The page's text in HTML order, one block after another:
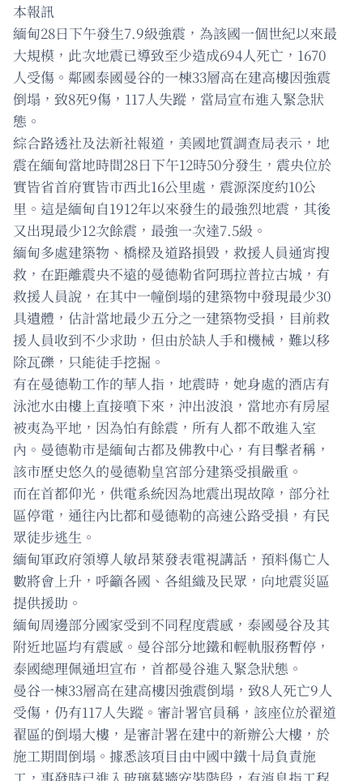
本報訊
緬甸28日下午發生7.9級強震，為該國一個世紀以來最
大規模，此次地震已導致至少造成694人死亡，1670
人受傷。鄰國泰國曼谷的一棟33層高在建高樓因強震
倒塌，致8死9傷，117人失蹤，當局宣布進入緊急狀
態。
綜合路透社及法新社報道，美國地質調查局表示，地
震在緬甸當地時間28日下午12時50分發生，震央位於
實皆省首府實皆市西北16公里處，震源深度約10公
里。這是緬甸自1912年以來發生的最強烈地震，其後
又出現最少12次餘震，最強一次達7.5級。
緬甸多處建築物、橋樑及道路損毀，救援人員通宵搜
救，在距離震央不遠的曼德勒省阿瑪拉普拉古城，有
救援人員說，在其中一幢倒塌的建築物中發現最少30
具遺體，估計當地最少五分之一建築物受損，目前救
援人員收到不少求助，但由於缺人手和機械，難以移
除瓦礫，只能徒手挖掘。
有在曼德勒工作的華人指，地震時，她身處的酒店有
泳池水由樓上直接噴下來，沖出波浪，當地亦有房屋
被夷為平地，因為怕有餘震，所有人都不敢進入室
內。曼德勒市是緬甸古都及佛教中心，有目擊者稱，
該市歷史悠久的曼德勒皇宮部分建築受損嚴重。
而在首都仰光，供電系統因為地震出現故障，部分社
區停電，通往內比都和曼德勒的高速公路受損，有民
眾徒步逃生。
緬甸軍政府領導人敏昂萊發表電視講話，預料傷亡人
數將會上升，呼籲各國、各組織及民眾，向地震災區
提供援助。
緬甸周邊部分國家受到不同程度震感，泰國曼谷及其
附近地區均有震感。曼谷部分地鐵和輕軌服務暫停，
泰國總理佩通坦宣布，首都曼谷進入緊急狀態。
曼谷一棟33層高在建高樓因強震倒塌，致8人死亡9人
受傷，仍有117人失蹤。審計署官員稱，該座位於翟道
翟區的倒塌大樓，是審計署在建中的新辦公大樓，於
施工期間倒塌。據悉該項目由中國中鐵十局負責施